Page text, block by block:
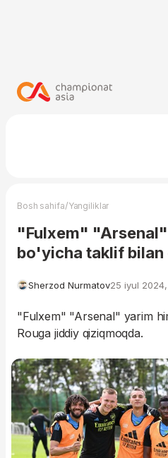
Bosh sahifa/Yangiliklar
"Fulxem"
bo'yicha taklif bilan
Sherzod Nurmatov25 iyul 2024,
"Fulxem" "Arsenal" yarim
Rouga jiddiy qiziqmoqda.